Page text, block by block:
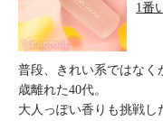
1番
普段、きれい系ではなく
歳離れた40代。
大人っぽい香りも挑戦